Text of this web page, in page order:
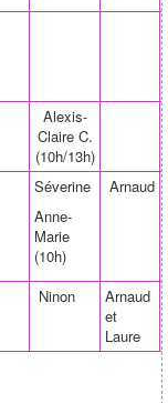
Alexis-
Claire C.
(10h/13h)
Séverine
Anne-
Marie
(10h)
Arnaud
Ninon
Arnaud
et
Laure